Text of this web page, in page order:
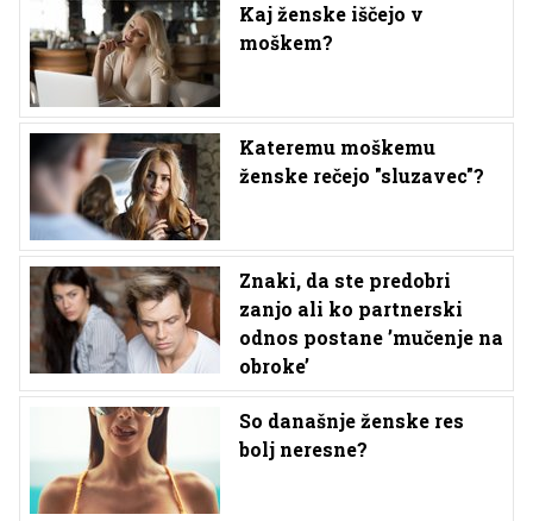
Kaj ženske iščejo v
moškem?
Kateremu moškemu
ženske rečejo "sluzavec"?
Znaki, da ste predobri
zanjo ali ko partnerski
odnos postane ’mučenje na
obroke’
So današnje ženske res
bolj neresne?